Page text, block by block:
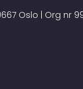
Oslo | Org nr